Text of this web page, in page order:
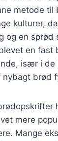
metode
kulturer,
og en sprød
en fast
især i de
nybagt brød
mere
Mange